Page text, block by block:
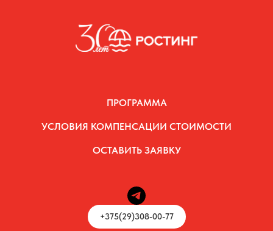
ПРОГРАММА
УСЛОВИЯ КОМПЕНСАЦИИ СТОИМОСТИ
ОСТАВИТЬ ЗАЯВКУ
+375(29)308-00-77